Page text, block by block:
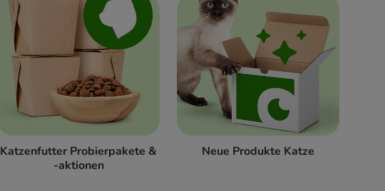
Katzenfutter Probierpakete &
-aktionen
Neue Produkte Katze